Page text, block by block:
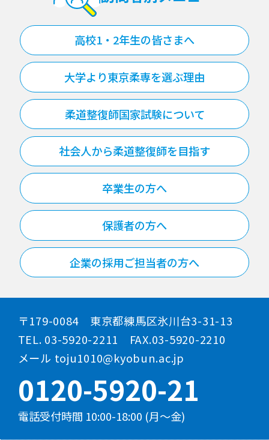
高校1・2年生の皆さまへ
大学より東京柔専を選ぶ理由
柔道整復師国家試験について
社会人から柔道整復師を目指す
卒業生の方へ
保護者の方へ
企業の採用ご担当者の方へ
〒179-0084 東京都練馬区氷川台3-31-13
TEL. 03-5920-2211 FAX.03-5920-2210
メール toju1010@kyobun.ac.jp
0120-5920-21
電話受付時間 10:00-18:00 (月～金)